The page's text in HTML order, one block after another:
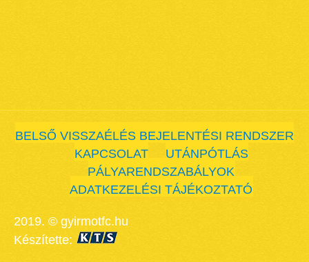
BELSŐ VISSZAÉLÉS BEJELENTÉSI RENDSZER
KAPCSOLAT
UTÁNPÓTLÁS
PÁLYARENDSZABÁLYOK
ADATKEZELÉSI TÁJÉKOZTATÓ
2019. © gyirmotfc.hu
Készítette: